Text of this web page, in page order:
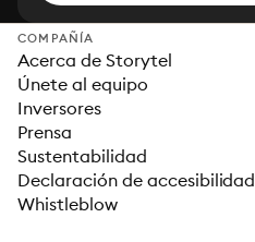
COMPAÑÍA
Acerca de Storytel
Únete al equipo
Inversores
Prensa
Sustentabilidad
Declaración de accesibilidad
Whistleblow